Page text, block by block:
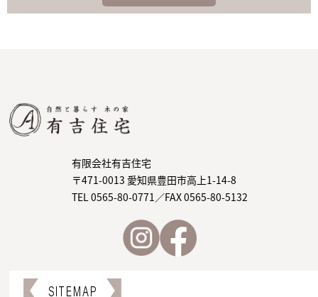
有限会社有吉住宅
〒471-0013 愛知県豊田市高上1-14-8
TEL 0565-80-0771／FAX 0565-80-5132
SITEMAP